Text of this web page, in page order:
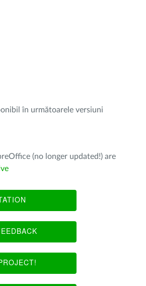
în următoarele versiuni
(no longer updated!) are